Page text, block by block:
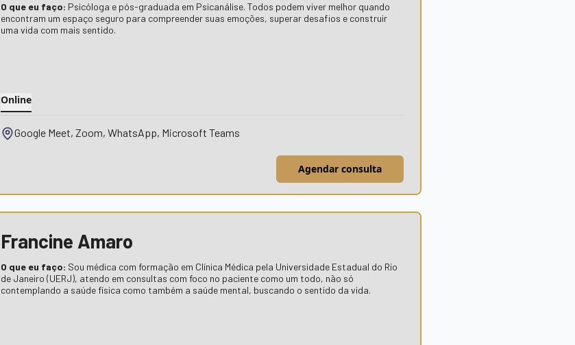
O que eu faço: Psicóloga e pós-graduada em Psicanálise. Todos podem viver melhor quando
encontram um espaço seguro para compreender suas emoções, superar desafios e construir
uma vida com mais sentido.
Online
Google Meet, Zoom, WhatsApp, Microsoft Teams
Agendar consulta
Francine Amaro
O que eu faço: Sou médica com formação em Clínica Médica pela Universidade Estadual do Rio
de Janeiro (UERJ), atendo em consultas com foco no paciente como um todo, não só
contemplando a saúde física como também a saúde mental, buscando o sentido da vida.